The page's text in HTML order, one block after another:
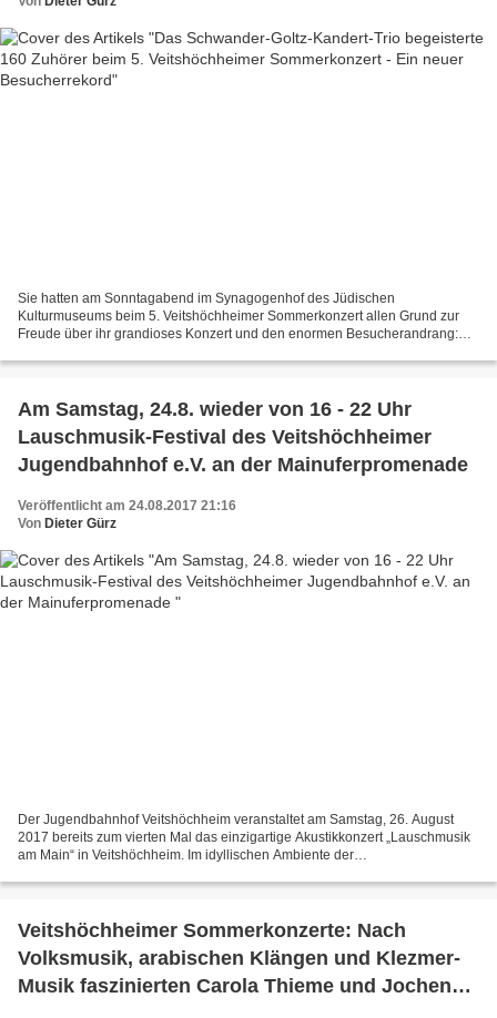
Sie hatten am Sonntagabend im Synagogenhof des Jüdischen
Kulturmuseums beim 5. Veitshöchheimer Sommerkonzert allen Grund zur
Freude über ihr grandioses Konzert und den enormen Besucherandrang:
Am Samstag, 24.8. wieder von 16 - 22 Uhr
Lauschmusik-Festival des Veitshöchheimer
Jugendbahnhof e.V. an der Mainuferpromenade
Veröffentlicht am 24.08.2017 21:16
Von Dieter Gürz
Der Jugendbahnhof Veitshöchheim veranstaltet am Samstag, 26. August
2017 bereits zum vierten Mal das einzigartige Akustikkonzert „Lauschmusik
am Main“ in Veitshöchheim. Im idyllischen Ambiente der
Veitshöchheimer Sommerkonzerte: Nach
Volksmusik, arabischen Klängen und Klezmer-
Musik faszinierten Carola Thieme und Jochen